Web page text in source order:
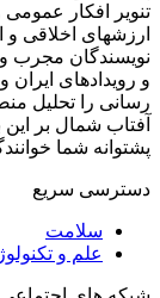
تنویر افکار
ارزشهای اخلاقی و
نویسندگان مجرب و
و رویدادهای
رسانی را تحلیل
آفتاب شمال بر
پشتوانه شما
دسترسی سریع
سلامت
علم و